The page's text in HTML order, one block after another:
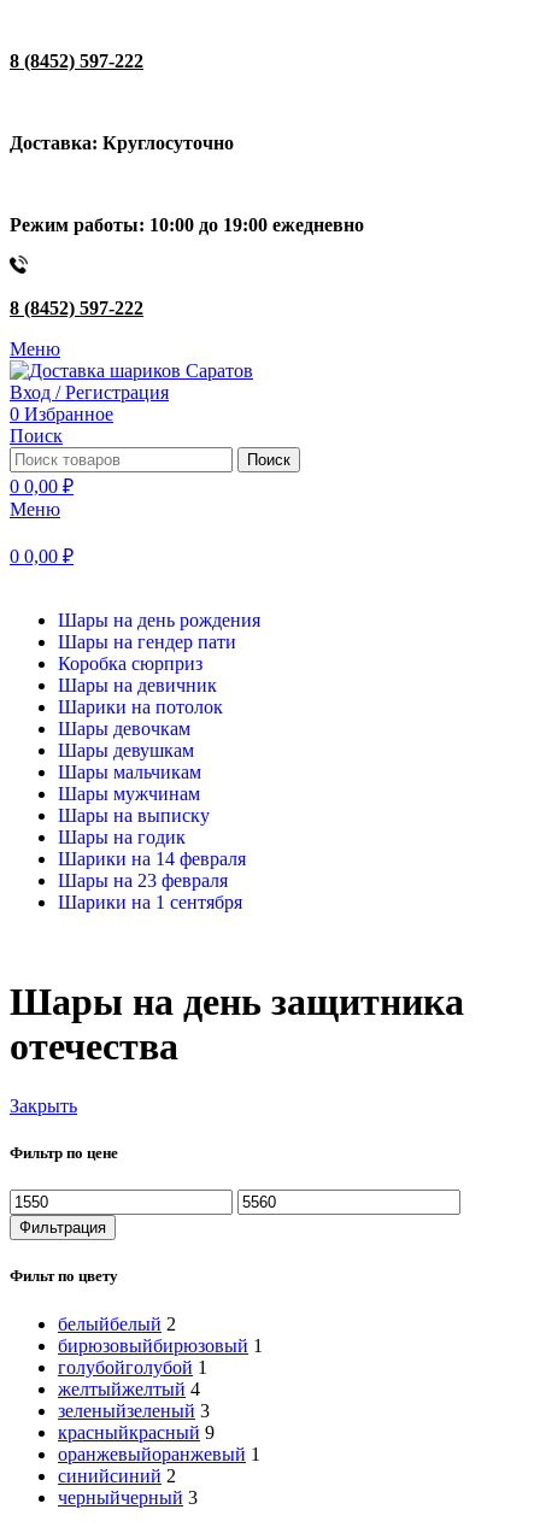
8 (8452) 597-222
Доставка: Круглосуточно
Режим работы: 10:00 до 19:00 ежедневно
8 (8452) 597-222
Меню
Вход / Регистрация
0 Избранное
Поиск
Поиск
0 0,00 ₽
Меню
0 0,00 ₽
Шары на день рождения
Шары на гендер пати
Коробка сюрприз
Шары на девичник
Шарики на потолок
Шары девочкам
Шары девушкам
Шары мальчикам
Шары мужчинам
Шары на выписку
Шары на годик
Шарики на 14 февраля
Шары на 23 февраля
Шарики на 1 сентября
Шары на день защитника
отечества
Закрыть
Фильтр по цене
Фильтрация
Фильт по цвету
белыйбелый 2
бирюзовыйбирюзовый 1
голубойголубой 1
желтыйжелтый 4
зеленыйзеленый 3
красныйкрасный 9
оранжевыйоранжевый 1
синийсиний 2
черныйчерный 3